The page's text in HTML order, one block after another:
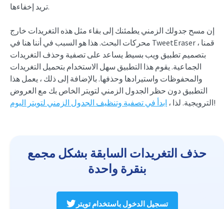
تريد إخفاءها.
إن مسح جدولك الزمني يطمئنك إلى بقاء مثل هذه التغريدات خارج
محركات البحث. هذا هو السبب في أننا هنا في TweetEraser ، قمنا
بتصميم تطبيق ويب بسيط يساعد على تصفية وحذف التغريدات
الجماعية. يقوم هذا التطبيق سهل الاستخدام بتحميل التغريدات
والمحفوظات واستيرادها وحذفها. بالإضافة إلى ذلك ، يعمل هذا
التطبيق دون حظر الجدول الزمني لتويتر الخاص بك مع العروض
الترويجية. لذا ، ابدأ في تصفية وتنظيف الجدول الزمني لتويتر اليوم !
حذف التغريدات السابقة بشكل مجمع
بنقرة واحدة
تسجيل الدخول باستخدام تويتر